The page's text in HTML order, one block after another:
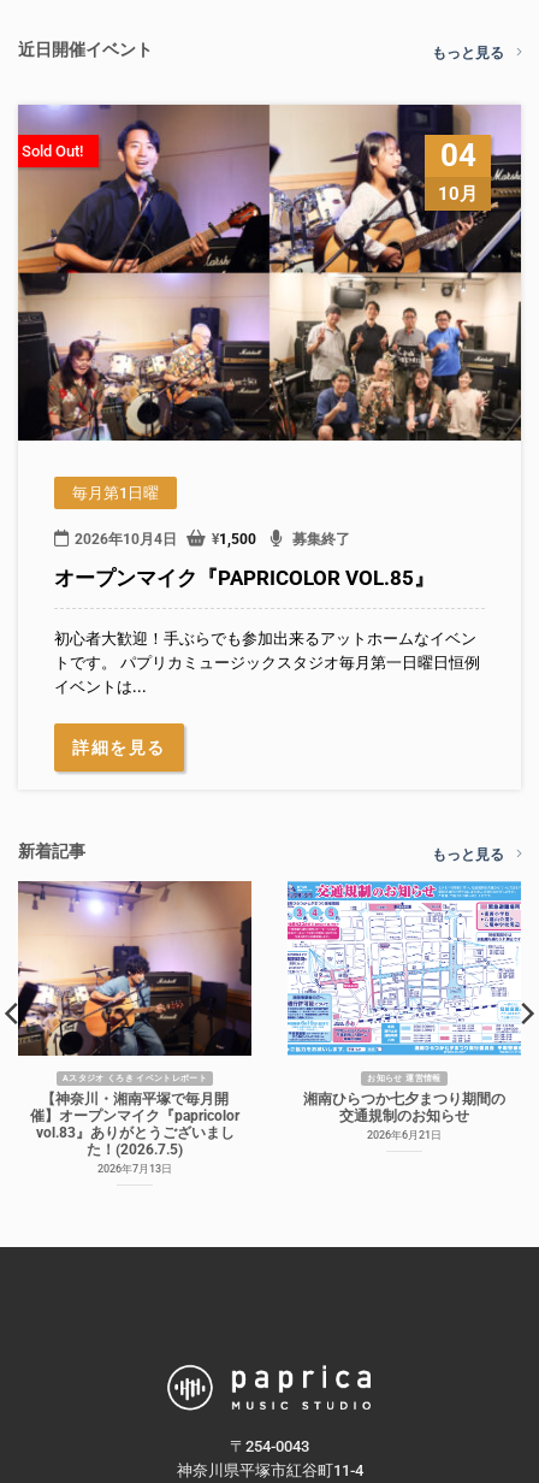
近日開催イベント もっと見る
04
10月
Sold Out!
毎月第1日曜
2026年10月4日 ¥1,500 募集終了
オープンマイク『PAPRICOLOR VOL.85』
初心者大歓迎！手ぶらでも参加出来るアットホームなイベン
トです。 パプリカミュージックスタジオ毎月第一日曜日恒例
イベントは...
詳細を見る
新着記事 もっと見る
Aスタジオ くろき イベントレポート
【神奈川・湘南平塚で毎月開
催】オープンマイク『papricolor
vol.83』ありがとうございまし
た！(2026.7.5)
2026年7月13日
お知らせ 運営情報
湘南ひらつか七夕まつり期間の
交通規制のお知らせ
2026年6月21日
〒254-0043
神奈川県平塚市紅谷町11-4